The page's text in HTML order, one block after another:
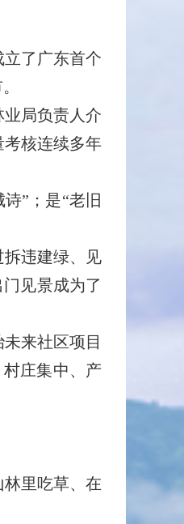
了广东首个
局负责人介
考核连续多年
”；是“老旧
违建绿、见
见景成为了
来社区项目
庄集中、产
里吃草、在